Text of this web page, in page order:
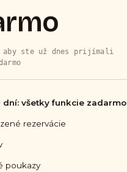
aby ste už dnes prijímali
dní: všetky funkcie zadarmo
rezervácie
poukazy